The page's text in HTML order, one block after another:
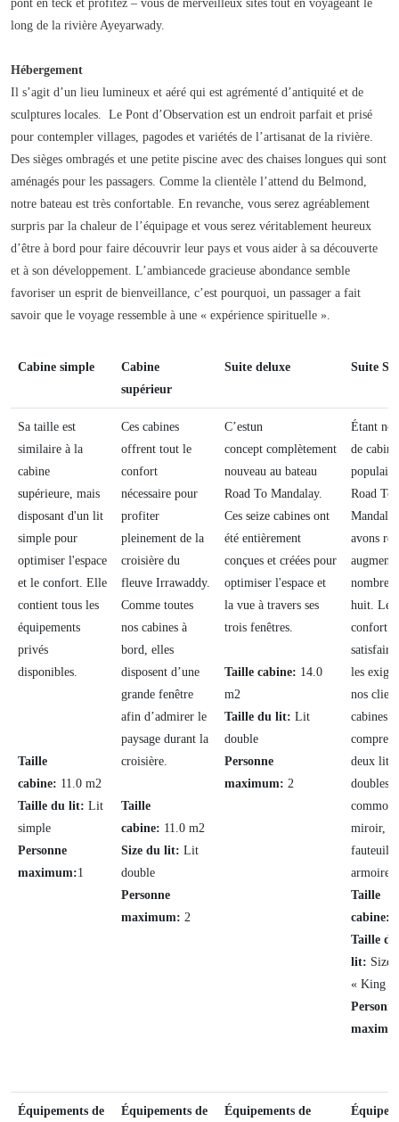
pont en teck et profitez – vous de merveilleux sites tout en voyageant le
long de la rivière Ayeyarwady.
Hébergement
Il s’agit d’un lieu lumineux et aéré qui est agrémenté d’antiquité et de
sculptures locales. Le Pont d’Observation est un endroit parfait et prisé
pour contempler villages, pagodes et variétés de l’artisanat de la rivière.
Des sièges ombragés et une petite piscine avec des chaises longues qui sont
aménagés pour les passagers. Comme la clientèle l’attend du Belmond,
notre bateau est très confortable. En revanche, vous serez agréablement
surpris par la chaleur de l’équipage et vous serez véritablement heureux
d’être à bord pour faire découvrir leur pays et vous aider à sa découverte
et à son développement. L’ambiancede gracieuse abondance semble
favoriser un esprit de bienveillance, c’est pourquoi, un passager a fait
savoir que le voyage ressemble à une « expérience spirituelle ».
Cabine simple
Cabine
supérieur
Suite deluxe Suite
Sa taille est
similaire à la
cabine
supérieure, mais
disposant d'un lit
simple pour
optimiser l'espace
et le confort. Elle
contient tous les
équipements
privés
disponibles.
Taille
cabine: 11.0 m2
Taille du lit: Lit
simple
Personne
maximum:1
Ces cabines
offrent tout le
confort
nécessaire pour
profiter
pleinement de la
croisière du
fleuve Irrawaddy.
Comme toutes
nos cabines à
bord, elles
disposent d’une
grande fenêtre
afin d’admirer le
paysage durant la
croisière.
Taille
cabine: 11.0 m2
Size du lit: Lit
double
Personne
maximum: 2
C’estun
concept complètement
nouveau au bateau
Road To Mandalay.
Ces seize cabines ont
été entièrement
conçues et créées pour
optimiser l'espace et
la vue à travers ses
trois fenêtres.
Taille cabine: 14.0
m2
Taille du lit: Lit
double
Personne
maximum: 2
Étant
de
Road To
avons
nombre
huit.
confort
satisfaire
les
nos
cabines
deux lits
doubles,
miroir,
fauteuil
armoire.
Taille
cabine:
Taille du
lit: Size
« King »
Personne
Équipements de
Équipements de
Équipements de